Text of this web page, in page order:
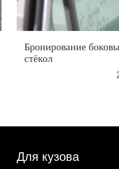
Бронирование
стёкол
Для кузова